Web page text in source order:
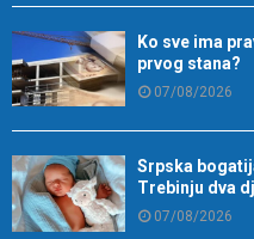
Ko sve ima
prvog stana?
07/08/2026
Srpska
Trebinju dva
07/08/2026